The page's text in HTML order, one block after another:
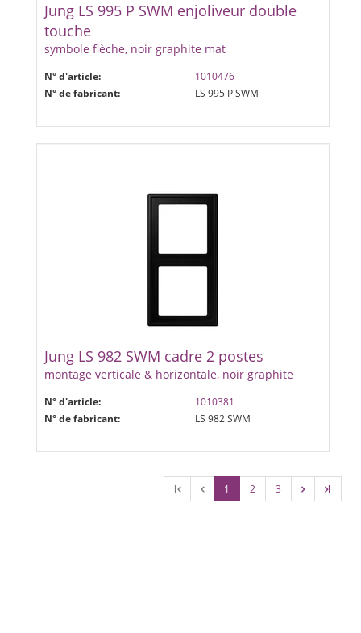
Jung LS 995 P SWM enjoliveur double
touche
symbole flèche, noir graphite mat
N° d'article:
1010476
N° de fabricant:
LS 995 P SWM
Jung LS 982 SWM cadre 2 postes
montage verticale & horizontale, noir graphite
N° d'article:
1010381
N° de fabricant:
LS 982 SWM
l 1 2 3 l